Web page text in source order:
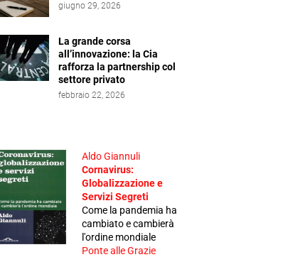
giugno 29, 2026
La grande corsa
all’innovazione: la Cia
rafforza la partnership col
settore privato
febbraio 22, 2026
Aldo Giannuli
Cornavirus:
Globalizzazione e
Servizi Segreti
Come la pandemia ha
cambiato e cambierà
l'ordine mondiale
Ponte alle Grazie